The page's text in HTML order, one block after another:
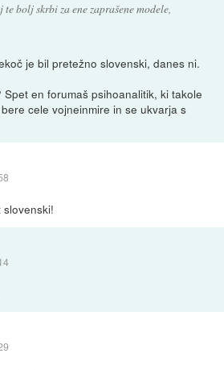
bolj skrbi za ene zaprašene modele,
je bil pretežno slovenski, danes ni.
en forumaš psihoanalitik, ki takole
cele vojneinmire in se ukvarja s